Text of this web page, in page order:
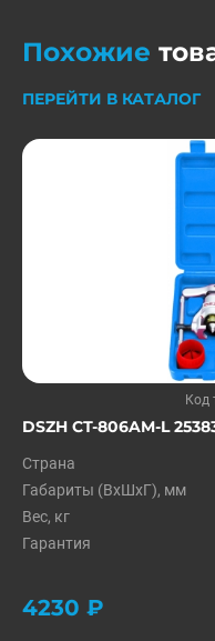
Похожие
ПЕРЕЙТИ В КАТАЛОГ
Код
DSZH СТ-806AM-L
Страна
Габариты (ВхШхГ), мм
Вес, кг
Гарантия
4230 ₽